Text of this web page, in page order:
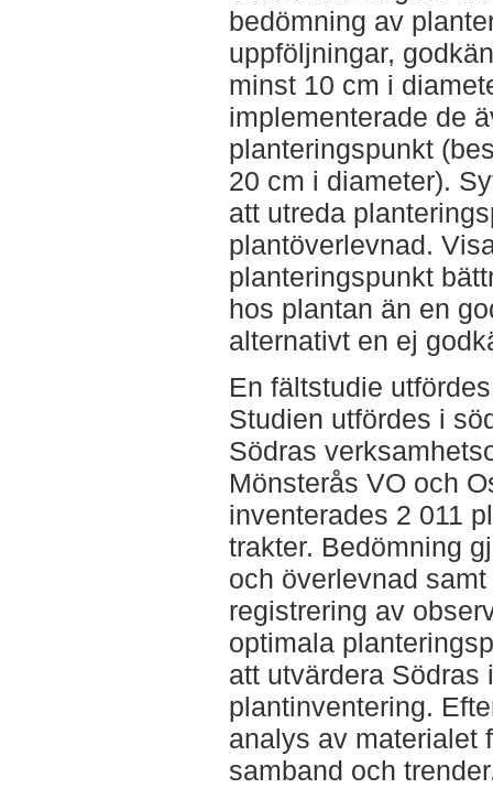
bedömning av
uppföljningar,
minst 10 cm i
implementerade de
planteringspunkt
20 cm i diameter).
att utreda
plantöverlevnad.
planteringspunkt
hos plantan än en
alternativt en ej
En fältstudie
Studien utfördes i
Södras
Mönsterås VO och
inventerades 2 011
trakter. Bedömning
och överlevnad
registrering av
optimala
att utvärdera Södras
plantinventering.
analys av materialet
samband och